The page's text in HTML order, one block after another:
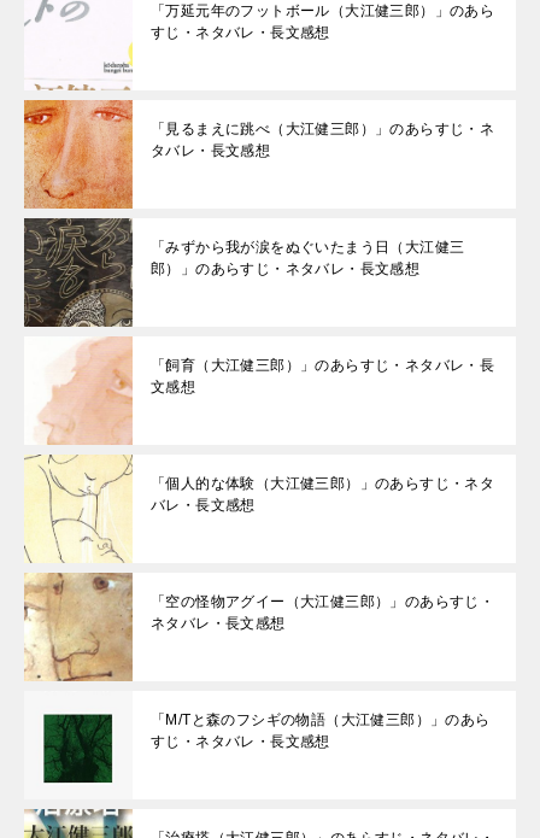
「万延元年のフットボール（大江健三郎）」のあら
すじ・ネタバレ・長文感想
「見るまえに跳べ（大江健三郎）」のあらすじ・ネ
タバレ・長文感想
「みずから我が涙をぬぐいたまう日（大江健三
郎）」のあらすじ・ネタバレ・長文感想
「飼育（大江健三郎）」のあらすじ・ネタバレ・長
文感想
「個人的な体験（大江健三郎）」のあらすじ・ネタ
バレ・長文感想
「空の怪物アグイー（大江健三郎）」のあらすじ・
ネタバレ・長文感想
「M/Tと森のフシギの物語（大江健三郎）」のあら
すじ・ネタバレ・長文感想